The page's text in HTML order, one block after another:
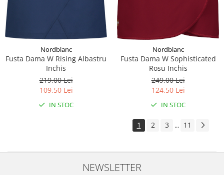
Nordblanc
Fusta Dama W Rising Albastru
Inchis
219,00 Lei
109,50 Lei
IN STOC
Nordblanc
Fusta Dama W Sophisticated
Rosu Inchis
249,00 Lei
124,50 Lei
IN STOC
1 2 3 ... 11
NEWSLETTER